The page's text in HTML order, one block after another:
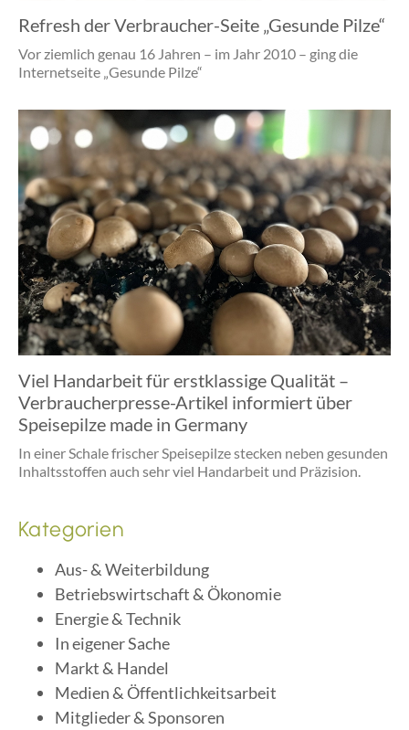
Refresh der Verbraucher-Seite „Gesunde Pilze“
Vor ziemlich genau 16 Jahren – im Jahr 2010 – ging die
Internetseite „Gesunde Pilze“
Viel Handarbeit für erstklassige Qualität –
Verbraucherpresse-Artikel informiert über
Speisepilze made in Germany
In einer Schale frischer Speisepilze stecken neben gesunden
Inhaltsstoffen auch sehr viel Handarbeit und Präzision.
Kategorien
Aus- & Weiterbildung
Betriebswirtschaft & Ökonomie
Energie & Technik
In eigener Sache
Markt & Handel
Medien & Öffentlichkeitsarbeit
Mitglieder & Sponsoren